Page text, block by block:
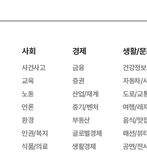
사회
사건사고
교육
노동
언론
환경
인권/복지
식품/의료
경제
금융
증권
산업/재계
중기/벤처
부동산
글로벌경제
생활경제
생활/
건강정보
자동차/
도로/교
여행/레
음식/맛
패션/뷰
공연/전